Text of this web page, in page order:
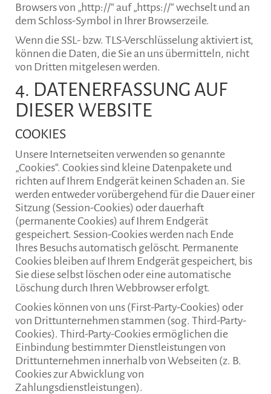
Browsers von „http://“ auf „https://“ wechselt und an
dem Schloss-Symbol in Ihrer Browserzeile.
Wenn die SSL- bzw. TLS-Verschlüsselung aktiviert ist,
können die Daten, die Sie an uns übermitteln, nicht
von Dritten mitgelesen werden.
4. DATENERFASSUNG AUF
DIESER WEBSITE
COOKIES
Unsere Internetseiten verwenden so genannte
„Cookies“. Cookies sind kleine Datenpakete und
richten auf Ihrem Endgerät keinen Schaden an. Sie
werden entweder vorübergehend für die Dauer einer
Sitzung (Session-Cookies) oder dauerhaft
(permanente Cookies) auf Ihrem Endgerät
gespeichert. Session-Cookies werden nach Ende
Ihres Besuchs automatisch gelöscht. Permanente
Cookies bleiben auf Ihrem Endgerät gespeichert, bis
Sie diese selbst löschen oder eine automatische
Löschung durch Ihren Webbrowser erfolgt.
Cookies können von uns (First-Party-Cookies) oder
von Drittunternehmen stammen (sog. Third-Party-
Cookies). Third-Party-Cookies ermöglichen die
Einbindung bestimmter Dienstleistungen von
Drittunternehmen innerhalb von Webseiten (z. B.
Cookies zur Abwicklung von
Zahlungsdienstleistungen).